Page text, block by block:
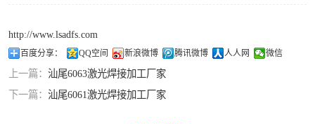
http://www.lsadfs.com
百度分享： QQ空间 新浪微博 腾讯微博 人人网 微信
上一篇： 汕尾6063激光焊接加工厂家
下一篇： 汕尾6061激光焊接加工厂家
铝合金激光焊接
紫铜产品激光焊